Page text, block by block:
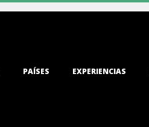
PAÍSES EXPERIENCIAS